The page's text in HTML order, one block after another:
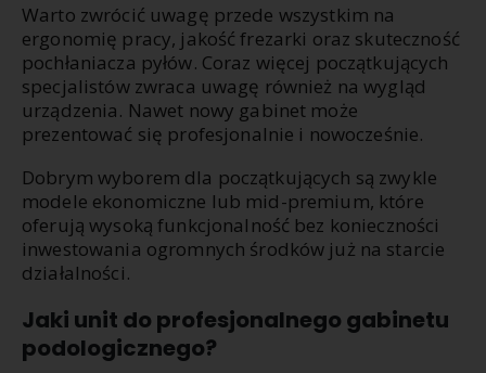
Warto zwrócić uwagę przede wszystkim na
ergonomię pracy, jakość frezarki oraz skuteczność
pochłaniacza pyłów. Coraz więcej początkujących
specjalistów zwraca uwagę również na wygląd
urządzenia. Nawet nowy gabinet może
prezentować się profesjonalnie i nowocześnie.
Dobrym wyborem dla początkujących są zwykle
modele ekonomiczne lub mid-premium, które
oferują wysoką funkcjonalność bez konieczności
inwestowania ogromnych środków już na starcie
działalności.
Jaki unit do profesjonalnego gabinetu
podologicznego?